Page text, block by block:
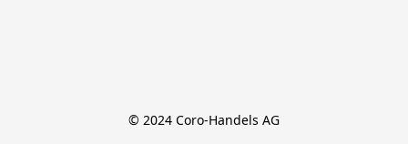
© 2024 Coro-Handels AG